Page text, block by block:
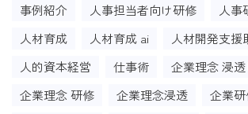
事例紹介
人事担当者向け研修
人事
人材育成
人材育成 ai
人材開発支援
人的資本経営
仕事術
企業理念 浸
企業理念 研修
企業理念浸透
企業